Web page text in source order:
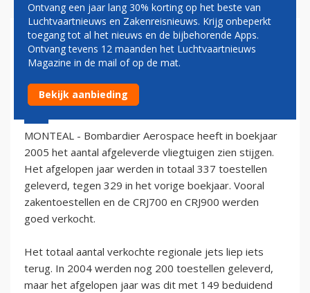
BOMBARDIER LEVERT MEER
VLIEGTUIGEN AF IN 2005
15 februari 2006 - 1:00
MONTEAL - Bombardier Aerospace heeft in boekjaar
2005 het aantal afgeleverde vliegtuigen zien stijgen.
Het afgelopen jaar werden in totaal 337 toestellen
geleverd, tegen 329 in het vorige boekjaar. Vooral
zakentoestellen en de CRJ700 en CRJ900 werden
goed verkocht.
Het totaal aantal verkochte regionale jets liep iets
terug. In 2004 werden nog 200 toestellen geleverd,
maar het afgelopen jaar was dit met 149 beduidend
Ontvang een jaar lang 30% korting op het beste van
Luchtvaartnieuws en Zakenreisnieuws. Krijg onbeperkt
toegang tot al het nieuws en de bijbehorende Apps.
Ontvang tevens 12 maanden het Luchtvaartnieuws
Magazine in de mail of op de mat.
Bekijk aanbieding